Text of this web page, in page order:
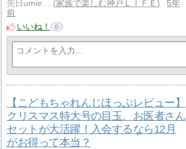
先日umie…
家族で楽しむ神戸ＬＩＦＥ
5年
前
いいね！
0
【こどもちゃれんじほっぷレビュー】
クリスマス特大号の目玉、お医者さん
セットが大活躍！入会するなら12月
がお得って本当？